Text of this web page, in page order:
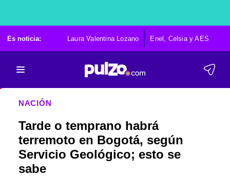
Es noticia: Laura Valentina Lozano Enel, Celsia y AES
NACIÓN
Tarde o temprano habrá
terremoto en Bogotá, según
Servicio Geológico; esto se
sabe